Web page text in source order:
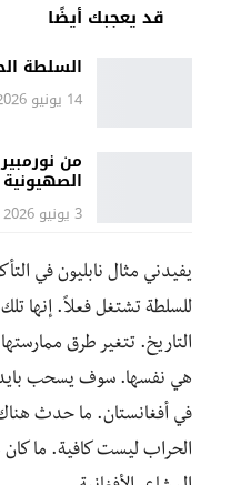
قد يعجبك أيضًا
السلطة
14 يونيو 2026
من
الصهيونية
3 يونيو 2026
يفيدني مثال نابليون في
للسلطة تشتغل فعلاً. إنها
التاريخ. تتغير طرق
هي نفسها. سوف يسحب
في أفغانستان. ما حدث هناك
الحراب ليست كافية. ما كان